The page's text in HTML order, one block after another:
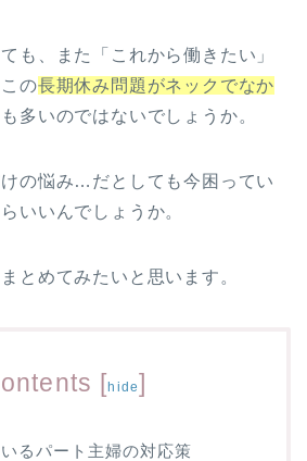
も、また「これから働きたい」
の長期休み問題がネックでなか
も多いのではないでしょうか。
の悩み…だとしても今困ってい
いいんでしょうか。
とめてみたいと思います。
[hide]
るパート主婦の対応策